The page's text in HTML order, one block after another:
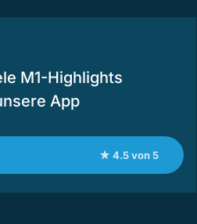
M1-Highlights
App
★ 4.5 von 5